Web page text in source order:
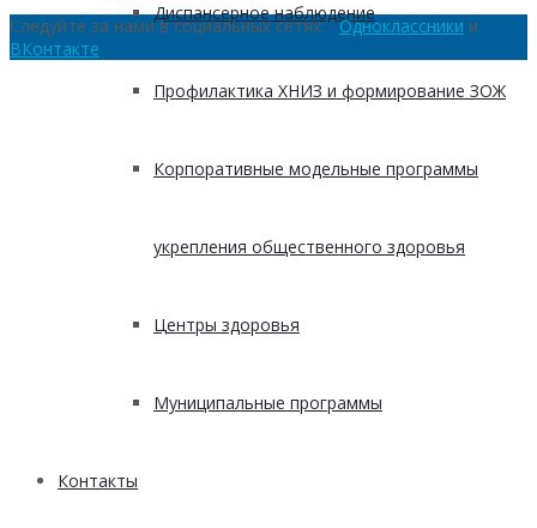
Диспансерное наблюдение
Профилактика ХНИЗ и формирование ЗОЖ
Корпоративные модельные программы
укрепления общественного здоровья
Центры здоровья
Муниципальные программы
Контакты
Следуйте за нами в социальных сетях:Одноклассники и
ВКонтакте